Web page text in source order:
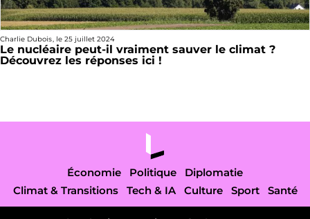
Charlie Dubois, le 25 juillet 2024
Le nucléaire peut-il vraiment sauver le climat ?
Découvrez les réponses ici !
Économie Politique
Diplomatie
Climat & Transitions
Tech & IA Culture Sport Santé